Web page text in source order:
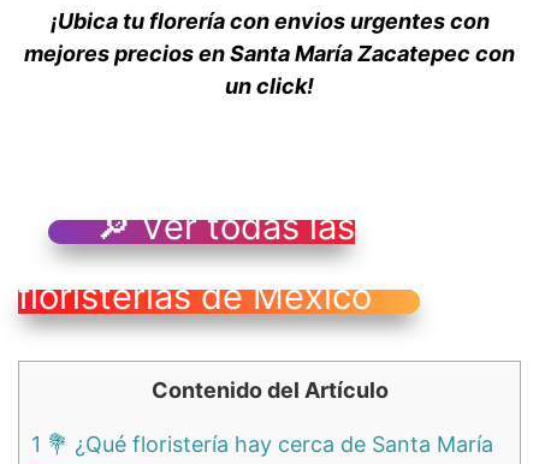
¡Ubica tu florería con envios urgentes con
mejores precios en Santa María Zacatepec con
un click!
🔎 Ver todas las
floristerías de México
Contenido del Artículo
1 💐 ¿Qué floristería hay cerca de Santa María